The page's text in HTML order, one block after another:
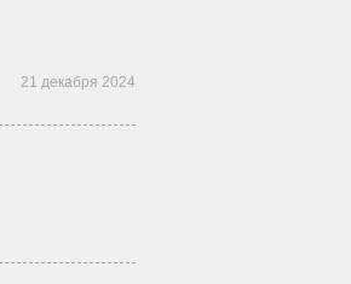
21 декабря 2024